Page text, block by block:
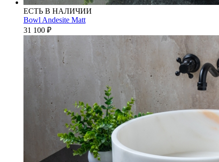
ЕСТЬ В НАЛИЧИИ
Bowl Andesite Matt
31 100 ₽